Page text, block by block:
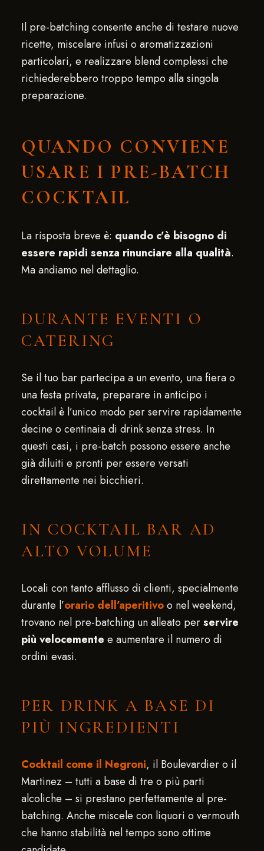
Il pre-batching consente anche di testare nuove
ricette, miscelare infusi o aromatizzazioni
particolari, e realizzare blend complessi che
richiederebbero troppo tempo alla singola
preparazione.
QUANDO CONVIENE
USARE I PRE-BATCH
COCKTAIL
La risposta breve è: quando c’è bisogno di
essere rapidi senza rinunciare alla qualità.
Ma andiamo nel dettaglio.
DURANTE EVENTI O
CATERING
Se il tuo bar partecipa a un evento, una fiera o
una festa privata, preparare in anticipo i
cocktail è l’unico modo per servire rapidamente
decine o centinaia di drink senza stress. In
questi casi, i pre-batch possono essere anche
già diluiti e pronti per essere versati
direttamente nei bicchieri.
IN COCKTAIL BAR AD
ALTO VOLUME
Locali con tanto afflusso di clienti, specialmente
durante l’orario dell’aperitivoo nel weekend,
trovano nel pre-batching un alleato perservire
più velocemente e aumentare il numero di
ordini evasi.
PER DRINK A BASE DI
PIÙ INGREDIENTI
Cocktail come il Negroni, il Boulevardier o il
Martinez – tutti a base di tre o più parti
alcoliche – si prestano perfettamente al pre-
batching. Anche miscele con liquori o vermouth
che hanno stabilità nel tempo sono ottime